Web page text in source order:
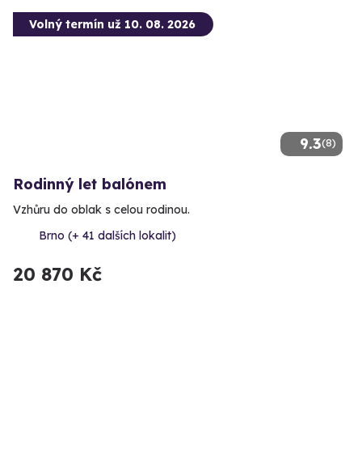
9.3(8)
Volný termín už 10. 08. 2026
Rodinný let balónem
Vzhůru do oblak s celou rodinou.
Brno (+ 41 dalších lokalit)
20 870 Kč